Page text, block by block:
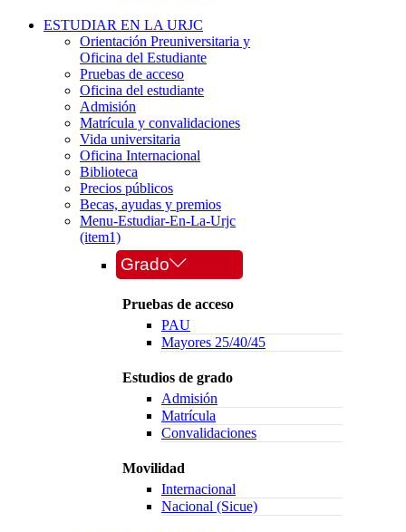
ESTUDIAR EN LA URJC
Orientación Preuniversitaria y
Oficina del Estudiante
Pruebas de acceso
Oficina del estudiante
Admisión
Matrícula y convalidaciones
Vida universitaria
Oficina Internacional
Biblioteca
Precios públicos
Becas, ayudas y premios
Menu-Estudiar-En-La-Urjc
(item1)
Grado
Pruebas de acceso
PAU
Mayores 25/40/45
Estudios de grado
Admisión
Matrícula
Convalidaciones
Movilidad
Internacional
Nacional (Sicue)